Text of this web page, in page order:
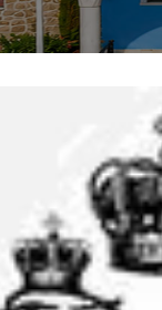
Φωτογραφικά
ἀείμνηστο
κυρό Νικόδημο